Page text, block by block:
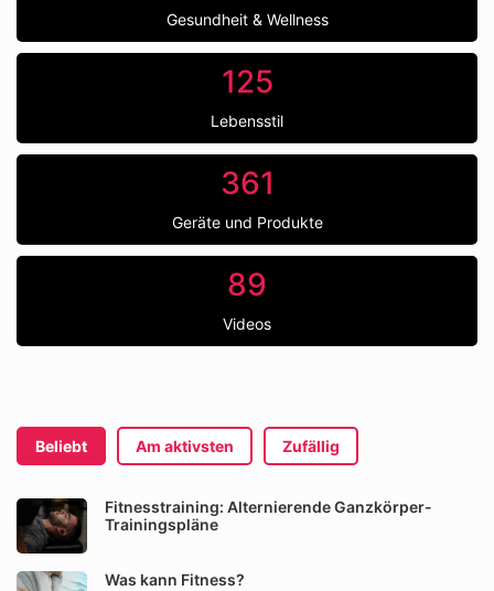
Gesundheit & Wellness
125
Lebensstil
361
Geräte und Produkte
89
Videos
Beliebt Am aktivsten Zufällig
Fitnesstraining: Alternierende Ganzkörper-
Trainingspläne
Was kann Fitness?